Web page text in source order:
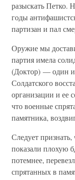
разыскать Петко.
годы
партизан и пал
Оружие мы
партия имела
(Доктор) — один
Солдатского
организации и ее
что военные
памятника,
Следует
показали плохую
потемнее,
спрятанных в